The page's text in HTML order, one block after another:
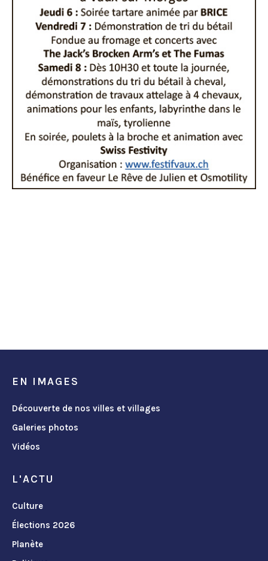
EN IMAGES
Découverte de nos villes et villages
Galeries photos
Vidéos
L'ACTU
Culture
Élections 2026
Planète